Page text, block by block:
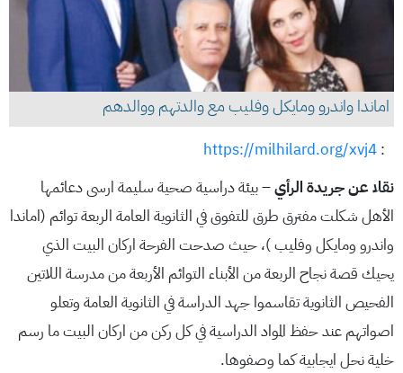
اماندا واندرو ومايكل وفليب مع والدتهم ووالدهم
:
https://milhilard.org/xvj4
نقلا عن جريدة الرأي– بيئة دراسية صحية سليمة ارسى دعائمها
الأهل شكلت مفترق طرق للتفوق في الثانوية العامة الربعة توائم (اماندا
واندرو ومايكل وفليب )، حيث صدحت الفرحة اركان البيت الذي
يحيك قصة نجاح الربعة من الأبناء التوائم الأربعة من مدرسة اللاتين
الفحيص الثانوية تقاسموا جهد الدراسة في الثانوية العامة وتعلو
اصواتهم عند حفظ المواد الدراسية في كل ركن من اركان البيت ما رسم
خلية نحل ايجابية كما وصفوها.